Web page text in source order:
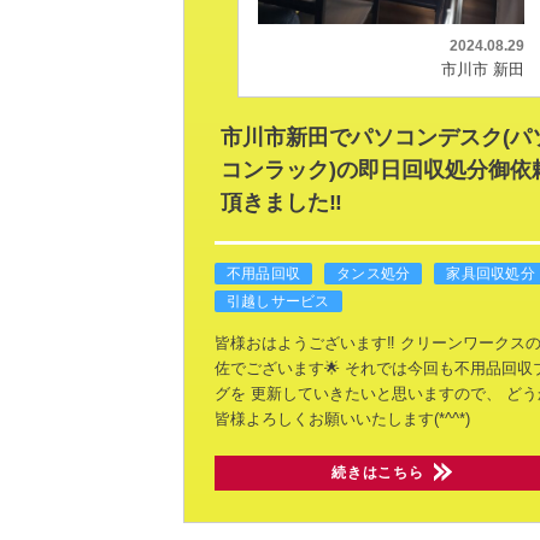
2024.08.29
市川市 新田
市川市新田でパソコンデスク(パ
コンラック)の即日回収処分御依
頂きました‼️
不用品回収 タンス処分
家具回収処分
引越しサービス
皆様おはようございます‼️ クリーンワークス
佐でございます🌟 それでは今回も不用品回収
グを 更新していきたいと思いますので、
ど
皆様よろしくお願いいたします(*^^*)
続きはこちら